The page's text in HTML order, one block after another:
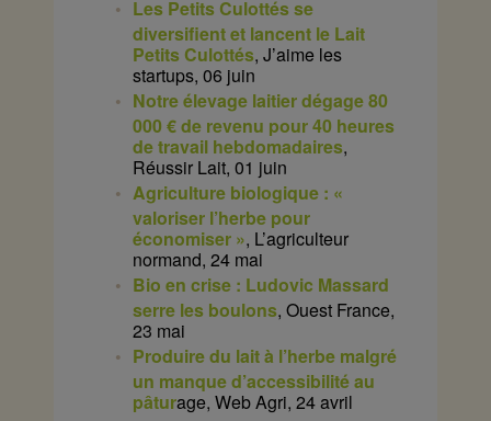
Les Petits Culottés se
diversifient et lancent le Lait
Petits Culottés, J’aime les
startups, 06 juin
Notre élevage laitier dégage 80
000 € de revenu pour 40 heures
de travail hebdomadaires,
Réussir Lait, 01 juin
Agriculture biologique : «
valoriser l’herbe pour
économiser », L’agriculteur
normand, 24 mai
Bio en crise : Ludovic Massard
serre les boulons, Ouest France,
23 mai
Produire du lait à l’herbe malgré
un manque d’accessibilité au
pâturage, Web Agri, 24 avril